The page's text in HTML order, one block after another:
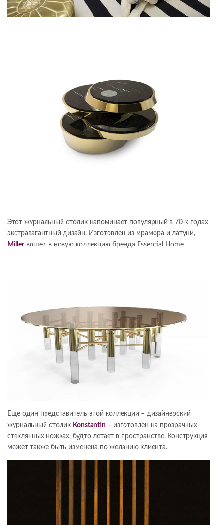
Этот журнальный столик напоминает популярный в 70-х годах
экстравагантный дизайн. Изготовлен из мрамора и латуни,
Millerвошел в новую коллекцию бренда Essential Home.
Еще один представитель этой коллекции – дизайнерский
журнальный столик Konstantin – изготовлен на прозрачных
стеклянных ножках, будто летает в пространстве. Конструкция
может также быть изменена по желанию клиента.